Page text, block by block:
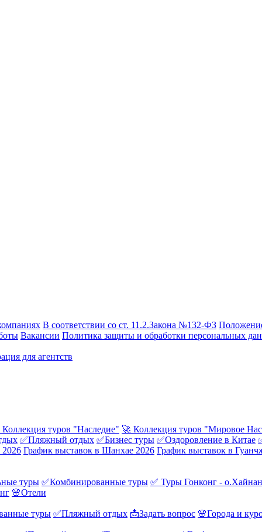
В соответствии со ст. 11.2.Закона №132-ФЗ
Вакансии Политика защиты и обработки персональных
для агентств
Коллекция туров "Наследие" 🚀 Коллекция туров "Мировое
✅Пляжный отдых ✅Бизнес туры ✅Оздоровление в Китае
График выставок в Шанхае 2026 График выставок в
туры ✅Комбинированные туры ✅ Туры Гонконг -
🌸Отели
туры ✅Пляжный отдых 📩Задать вопрос 🌸Города и